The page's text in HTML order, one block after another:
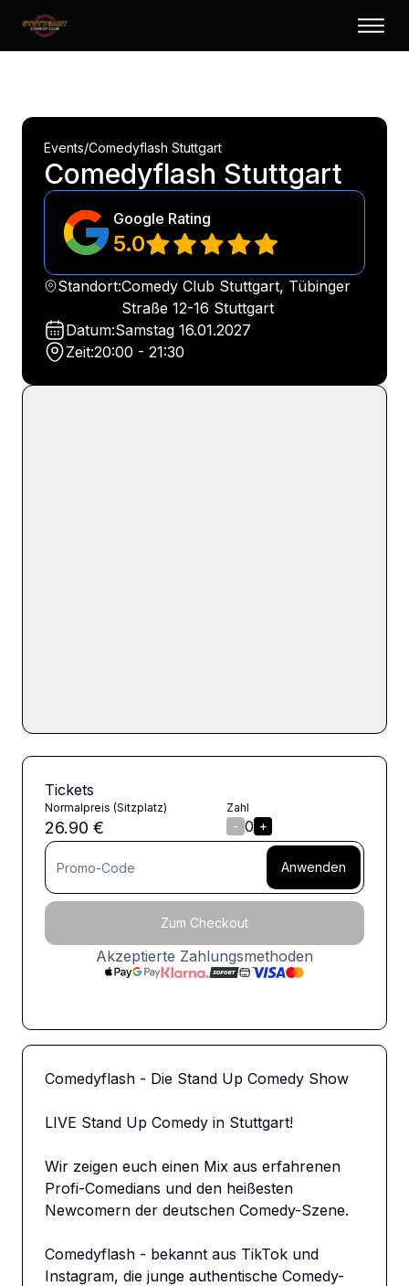
Events/Comedyflash Stuttgart
Comedyflash Stuttgart
Google Rating
5.0
Standort:Comedy Club Stuttgart, Tübinger
Straße 12-16 Stuttgart
Datum:Samstag 16.01.2027
Zeit:20:00 - 21:30
Tickets
Normalpreis (Sitzplatz)
26.90 €
Zahl
- 0 +
Anwenden
Zum Checkout
Akzeptierte Zahlungsmethoden
Comedyflash - Die Stand Up Comedy Show
LIVE Stand Up Comedy in Stuttgart!
Wir zeigen euch einen Mix aus erfahrenen
Profi-Comedians und den heißesten
Newcomern der deutschen Comedy-Szene.
Comedyflash - bekannt aus TikTok und
Instagram, die junge authentische Comedy-